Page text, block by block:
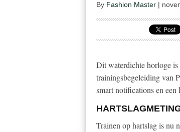
By Fashion Master |
Dit waterdichte horloge is
trainingsbegeleiding van
smart notifications en een
Trainen op hartslag is nu